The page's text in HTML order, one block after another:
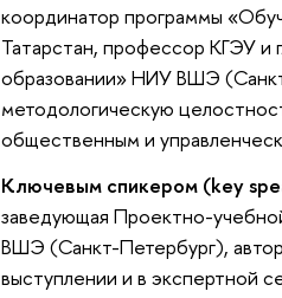
координатор программы
Татарстан, профессор КГЭУ и
образовании» НИУ ВШЭ
методологическую
общественным и
Ключевым спикером (key
заведующая Проектно-
ВШЭ (Санкт-Петербург),
выступлении и в экспертной